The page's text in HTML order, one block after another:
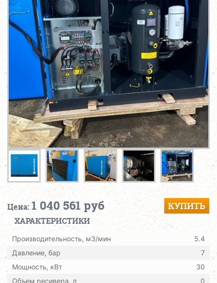
Цена:1 040 561 руб КУПИТЬ
ХАРАКТЕРИСТИКИ
Производительность, м3/мин
5.4
Давление, бар
7
Мощность, кВт
30
Объем ресивера, л
0